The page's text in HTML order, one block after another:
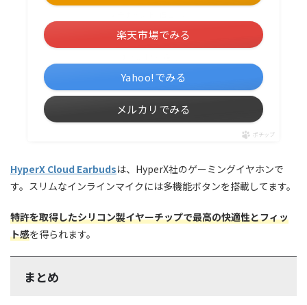
楽天市場でみる
Yahoo!でみる
メルカリでみる
ポチップ
HyperX Cloud Earbudsは、HyperX社のゲーミングイヤホンで
す。スリムなインラインマイクには多機能ボタンを搭載してます。
特許を取得したシリコン製イヤーチップで最高の快適性とフィッ
ト感を得られます。
まとめ